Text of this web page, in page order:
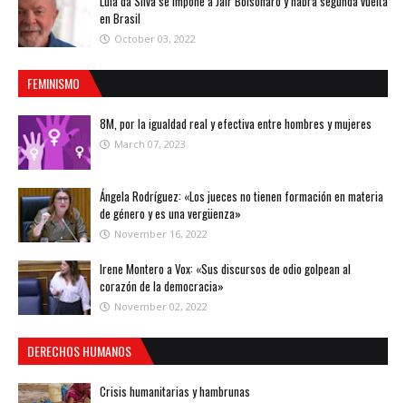
en Brasil
October 03, 2022
FEMINISMO
8M, por la igualdad real y efectiva entre hombres y mujeres
March 07, 2023
Ángela Rodríguez: «Los jueces no tienen formación en materia
de género y es una vergüenza»
November 16, 2022
Irene Montero a Vox: «Sus discursos de odio golpean al
corazón de la democracia»
November 02, 2022
DERECHOS HUMANOS
Crisis humanitarias y hambrunas